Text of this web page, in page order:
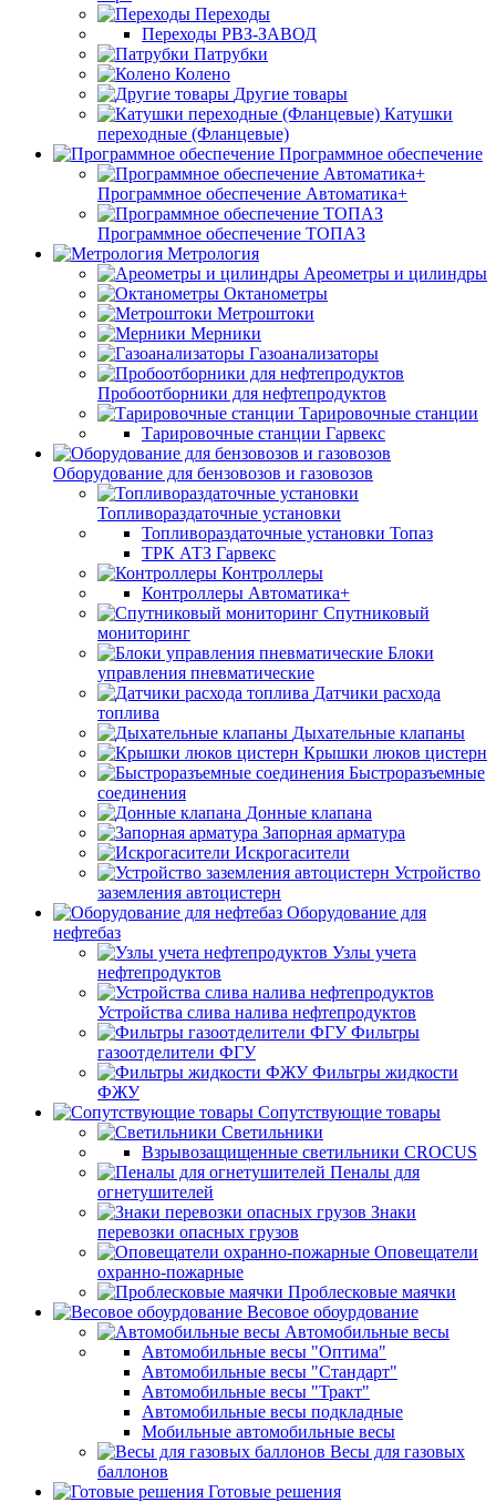
Переходы
Переходы РВЗ-ЗАВОД
Патрубки
Колено
Другие товары
Катушки
переходные (Фланцевые)
Программное обеспечение
Программное обеспечение Автоматика+
Программное обеспечение ТОПАЗ
Метрология
Ареометры и цилиндры
Октанометры
Метроштоки
Мерники
Газоанализаторы
Пробоотборники для нефтепродуктов
Тарировочные станции
Тарировочные станции Гарвекс
Оборудование для бензовозов и газовозов
Топливораздаточные установки
Топливораздаточные установки Топаз
ТРК АТЗ Гарвекс
Контроллеры
Контроллеры Автоматика+
Спутниковый
мониторинг
Блоки
управления пневматические
Датчики расхода
топлива
Дыхательные клапаны
Крышки люков цистерн
Быстроразъемные
соединения
Донные клапана
Запорная арматура
Искрогасители
Устройство
заземления автоцистерн
Оборудование для
нефтебаз
Узлы учета
нефтепродуктов
Устройства слива налива нефтепродуктов
Фильтры
газоотделители ФГУ
Фильтры жидкости
ФЖУ
Сопутствующие товары
Светильники
Взрывозащищенные светильники CROCUS
Пеналы для
огнетушителей
Знаки
перевозки опасных грузов
Оповещатели
охранно-пожарные
Проблесковые маячки
Весовое обоурдование
Автомобильные весы
Автомобильные весы "Оптима"
Автомобильные весы "Стандарт"
Автомобильные весы "Тракт"
Автомобильные весы подкладные
Мобильные автомобильные весы
Весы для газовых
баллонов
Готовые решения